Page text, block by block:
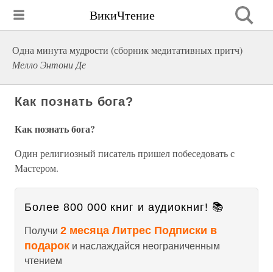
ВикиЧтение
Одна минута мудрости (сборник медитативных притч)
Мелло Энтони Де
Как познать бога?
Как познать бога?
Один религиозный писатель пришел побеседовать с
Мастером.
Более 800 000 книг и аудиокниг! 📚
Получи 2 месяца Литрес Подписки в
подарок и наслаждайся неограниченным
чтением